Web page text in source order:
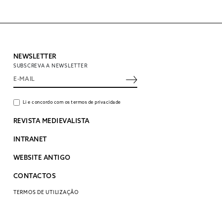
NEWSLETTER
SUBSCREVA A NEWSLETTER
Li e concordo com os termos de privacidade
REVISTA MEDIEVALISTA
INTRANET
WEBSITE ANTIGO
CONTACTOS
TERMOS DE UTILIZAÇÃO